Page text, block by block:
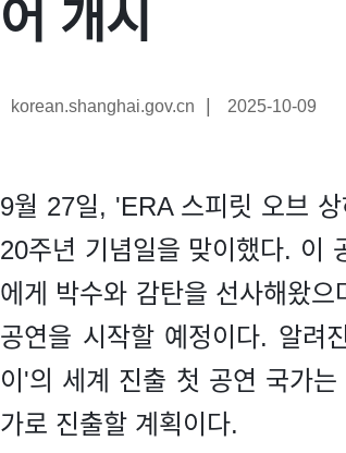
어 개시
korean.shanghai.gov.cn | 2025-10-09
9월 27일, 'ERA 스피릿 오브
20주년 기념일을 맞이했다. 이
에게 박수와 감탄을 선사해왔
공연을 시작할 예정이다. 알려
이'의 세계 진출 첫 공연 국가
가로 진출할 계획이다.